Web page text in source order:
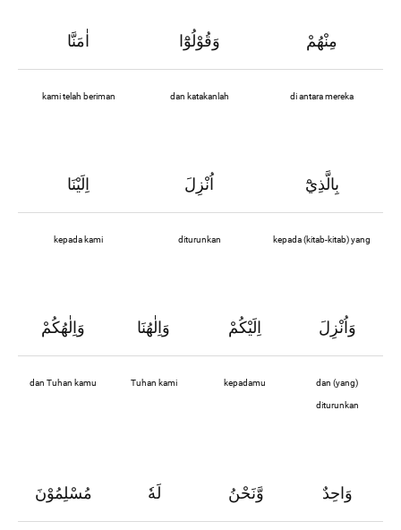
اٰمَنَّا وَقُوْلُوْٓا مِنْهُمْ
kami telah beriman dan katakanlah di antara mereka
اِلَيْنَا اُنْزِلَ بِالَّذِيْٓ
kepada kami diturunkan kepada (kitab-kitab) yang
وَاِلٰهُكُمْ وَاِلٰهُنَا اِلَيْكُمْ وَاُنْزِلَ
dan Tuhan kamu Tuhan kami kepadamu dan (yang)
diturunkan
مُسْلِمُوْنَ لَهٗ وَّنَحْنُ وَاحِدٌ